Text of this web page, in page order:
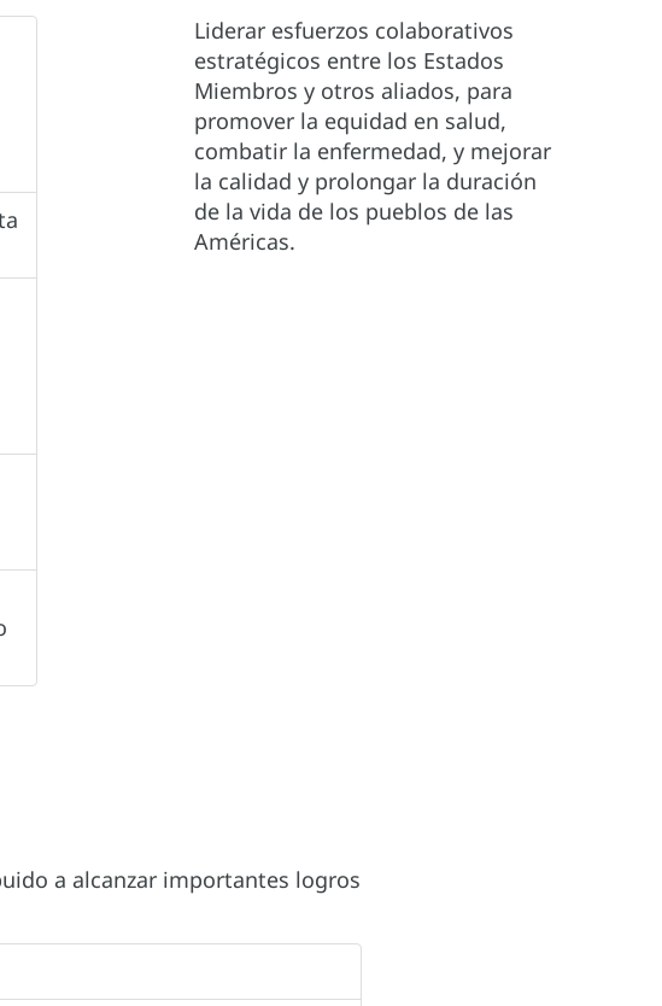
Liderar esfuerzos colaborativos
estratégicos entre los Estados
Miembros y otros aliados, para
promover la equidad en salud,
combatir la enfermedad, y mejorar
la calidad y prolongar la duración
de la vida de los pueblos de las
Américas.
a alcanzar importantes logros